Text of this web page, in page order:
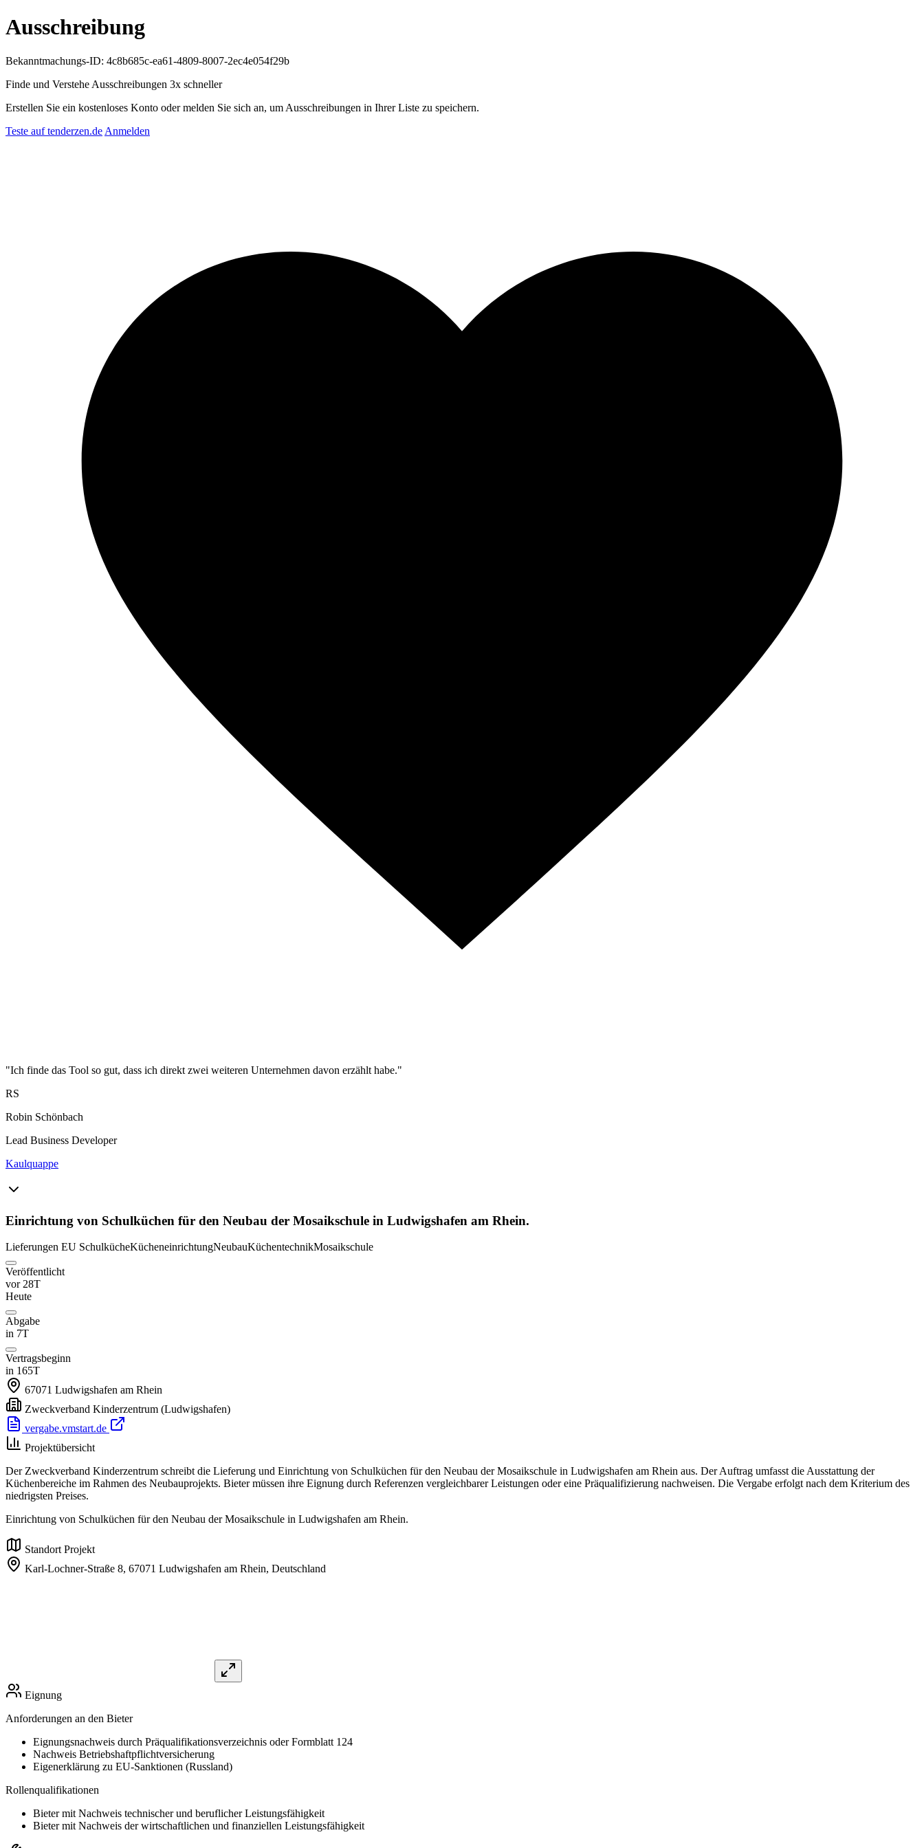
Ausschreibung
Bekanntmachungs-ID: 4c8b685c-ea61-4809-8007-2ec4e054f29b
Finde und Verstehe Ausschreibungen 3x schneller
Erstellen Sie ein kostenloses Konto oder melden Sie sich an, um Ausschreibungen in Ihrer Liste zu speichern.
Teste auf tenderzen.de Anmelden
"Ich finde das Tool so gut, dass ich direkt zwei weiteren Unternehmen davon erzählt habe."
RS
Robin Schönbach
Lead Business Developer
Kaulquappe
Einrichtung von Schulküchen für den Neubau der Mosaikschule in Ludwigshafen am Rhein.
Lieferungen EU SchulkücheKücheneinrichtungNeubauKüchentechnikMosaikschule
Veröffentlicht
vor 28T
Heute
Abgabe
in 7T
Vertragsbeginn
in 165T
67071 Ludwigshafen am Rhein
Zweckverband Kinderzentrum (Ludwigshafen)
vergabe.vmstart.de
Projektübersicht
Der Zweckverband Kinderzentrum schreibt die Lieferung und Einrichtung von Schulküchen für den Neubau der Mosaikschule in Ludwigshafen am Rhein aus. Der Auftrag umfasst die Ausstattung der
Küchenbereiche im Rahmen des Neubauprojekts. Bieter müssen ihre Eignung durch Referenzen vergleichbarer Leistungen oder eine Präqualifizierung nachweisen. Die Vergabe erfolgt nach dem Kriterium des
niedrigsten Preises.
Einrichtung von Schulküchen für den Neubau der Mosaikschule in Ludwigshafen am Rhein.
Standort Projekt
Karl-Lochner-Straße 8, 67071 Ludwigshafen am Rhein, Deutschland
Eignung
Anforderungen an den Bieter
Eignungsnachweis durch Präqualifikationsverzeichnis oder Formblatt 124
Nachweis Betriebshaftpflichtversicherung
Eigenerklärung zu EU-Sanktionen (Russland)
Rollenqualifikationen
Bieter mit Nachweis technischer und beruflicher Leistungsfähigkeit
Bieter mit Nachweis der wirtschaftlichen und finanziellen Leistungsfähigkeit